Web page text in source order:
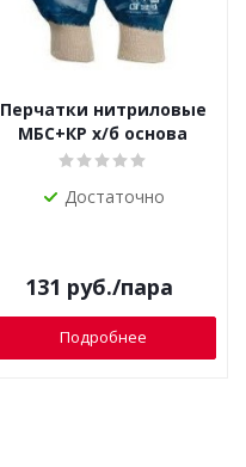
Перчатки нитриловые
МБС+КР х/б основа
Достаточно
131 руб./пара
Подробнее